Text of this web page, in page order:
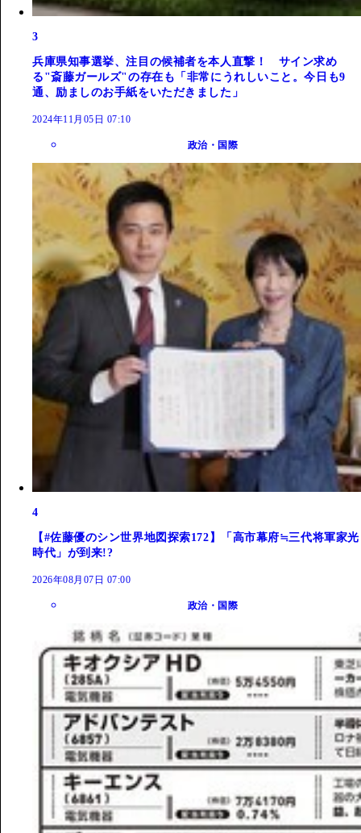
3
兵庫県知事選挙、注目の候補者を本人直撃！ サイン求め
る"斎藤ガールズ"の存在も「非常にうれしいこと。今日も9
通、励ましのお手紙をいただきました」
2024年11月05日 07:10
政治・国際
4
【#佐藤優のシン世界地図探索172】「高市幕府≒三代将軍家光
時代」が到来!?
2026年08月07日 07:00
政治・国際